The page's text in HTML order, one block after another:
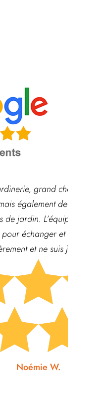
choix de fleurs et
de pots ou autre
est souvent
et conseiller. J’y
jamais déçue.
